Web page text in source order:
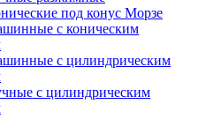
под конус Морзе
с коническим
с цилиндрическим
с цилиндрическим